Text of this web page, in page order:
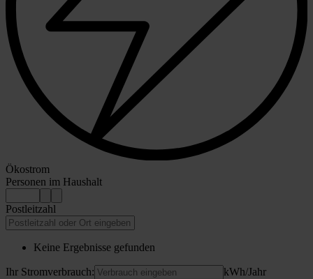
Ökostrom
Personen im Haushalt
Postleitzahl
Keine Ergebnisse gefunden
Ihr Stromverbrauch: kWh/Jahr